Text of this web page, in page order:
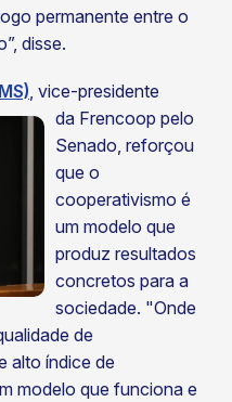
permanente entre o
disse.
, vice-presidente
da Frencoop pelo
Senado, reforçou
que o
cooperativismo é
um modelo que
produz resultados
concretos para a
sociedade. "Onde
de
alto índice de
modelo que funciona e